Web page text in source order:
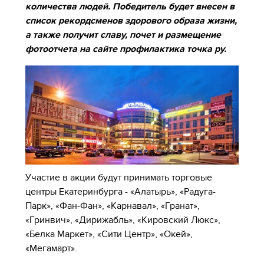
количества людей. Победитель будет внесен в
список рекордсменов здорового образа жизни,
а также получит славу, почет и размещение
фотоотчета на сайте профилактика точка ру.
Участие в акции будут принимать торговые
центры Екатеринбурга - «Алатырь», «Радуга-
Парк», «Фан-Фан», «Карнавал», «Гранат»,
«Гринвич», «Дирижабль», «Кировский Люкс»,
«Белка Маркет», «Сити Центр», «Окей»,
«Мегамарт».